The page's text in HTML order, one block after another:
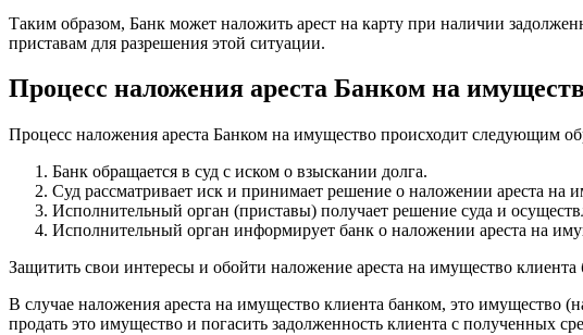
Таким образом, Банк может наложить арест на карту при наличии
приставам для разрешения этой ситуации.
Процесс наложения ареста Банком на
Процесс наложения ареста Банком на имущество происходит следующим
Банк обращается в суд с иском о взыскании долга.
Суд рассматривает иск и принимает решение о наложении ареста на
Исполнительный орган (приставы) получает решение суда и
Исполнительный орган информирует банк о наложении ареста на
Защитить свои интересы и обойти наложение ареста на имущество
В случае наложения ареста на имущество клиента банком, это имущество
продать это имущество и погасить задолженность клиента с полученных